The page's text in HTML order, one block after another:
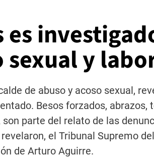
sexual y
de abuso y acoso sexual,
Besos forzados, abrazos,
parte del relato de las
el Tribunal Supremo
de Arturo Aguirre.